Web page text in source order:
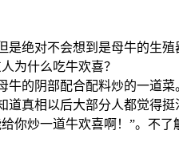
绝对不会想到是母牛的生
为什么吃牛欢喜？
阴部配合配料炒的一道菜
相以后大部分人都觉得挺
炒一道牛欢喜啊！”。不了